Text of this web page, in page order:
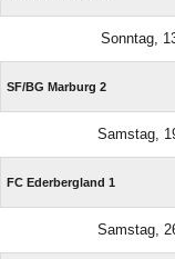
Sonntag,
SF/​BG Marburg 2
Samstag,
FC Ederbergland 1
Samstag,